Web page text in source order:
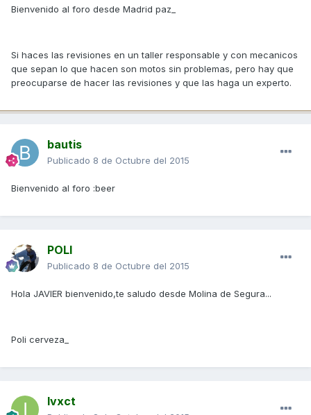
Bienvenido al foro desde Madrid paz_
Si haces las revisiones en un taller responsable y con mecanicos
que sepan lo que hacen son motos sin problemas, pero hay que
preocuparse de hacer las revisiones y que las haga un experto.
bautis
Publicado 8 de Octubre del 2015
Bienvenido al foro :beer
POLI
Publicado 8 de Octubre del 2015
Hola JAVIER bienvenido,te saludo desde Molina de Segura...
Poli cerveza_
Ivxct